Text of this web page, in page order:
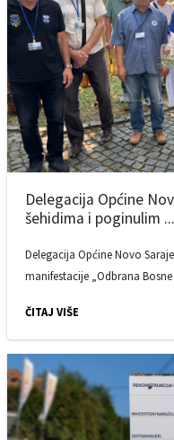
Delegacija Općine
šehidima i poginulim ...
Delegacija Općine Novo
manifestacije „Odbrana Bosne
ČITAJ VIŠE